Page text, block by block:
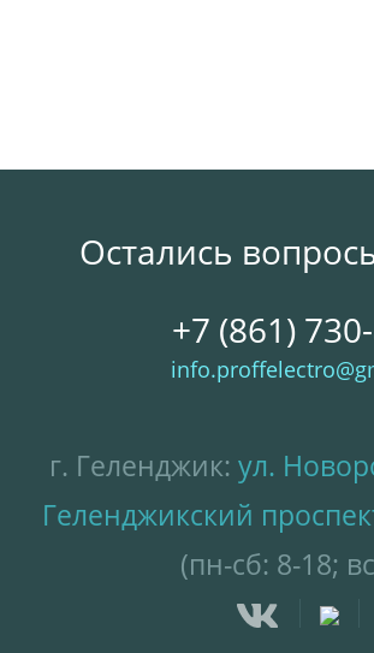
Остались
+7 (861)
г. Геленджик: ул.
Геленджикский
(пн-сб: 8-18;